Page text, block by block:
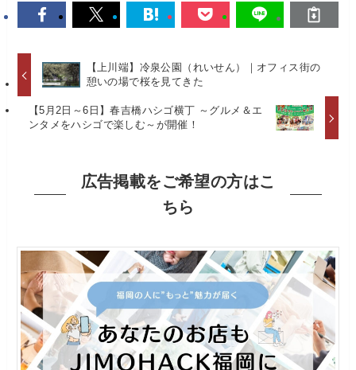
【上川端】冷泉公園（れいせん）｜オフィス街の
憩いの場で桜を見てきた
【5月2日～6日】春吉橋ハシゴ横丁 ～グルメ＆エ
ンタメをハシゴで楽しむ～が開催！
広告掲載をご希望の方はこ
ちら